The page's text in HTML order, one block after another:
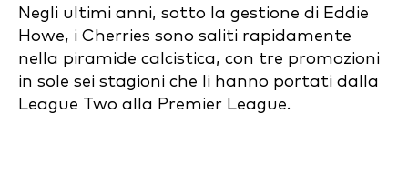
Negli ultimi anni, sotto la gestione di Eddie
Howe, i Cherries sono saliti rapidamente
nella piramide calcistica, con tre promozioni
in sole sei stagioni che li hanno portati dalla
League Two alla Premier League.